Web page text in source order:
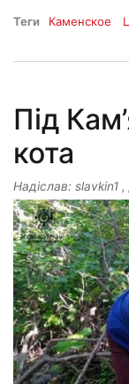
Теги Каменское
Під
кота
Надіслав: slavkin1 ,